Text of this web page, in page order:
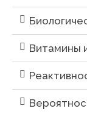
Витамины